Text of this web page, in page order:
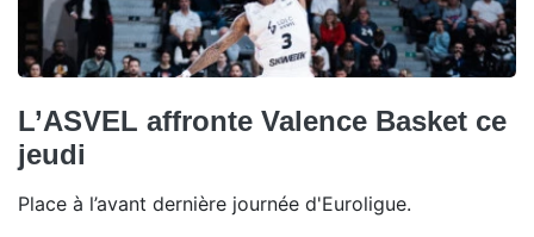
L’ASVEL affronte Valence Basket ce
jeudi
Place à l’avant dernière journée d'Euroligue.